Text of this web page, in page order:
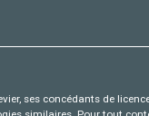
ses concédants de